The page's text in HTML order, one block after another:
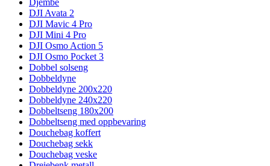
Djembe
DJI Avata 2
DJI Mavic 4 Pro
DJI Mini 4 Pro
DJI Osmo Action 5
DJI Osmo Pocket 3
Dobbel solseng
Dobbeldyne
Dobbeldyne 200x220
Dobbeldyne 240x220
Dobbeltseng 180x200
Dobbeltseng med oppbevaring
Douchebag koffert
Douchebag sekk
Douchebag veske